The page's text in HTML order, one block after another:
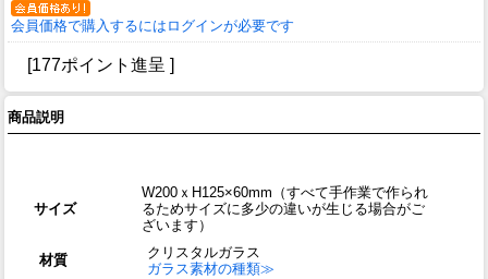
会員価格で購入するにはログインが必要です
[177ポイント進呈 ]
商品説明
サイズ
W200ｘH125×60mm（すべて手作業で作られ
るためサイズに多少の違いが生じる場合がご
ざいます）
材質
クリスタルガラス
ガラス素材の種類≫